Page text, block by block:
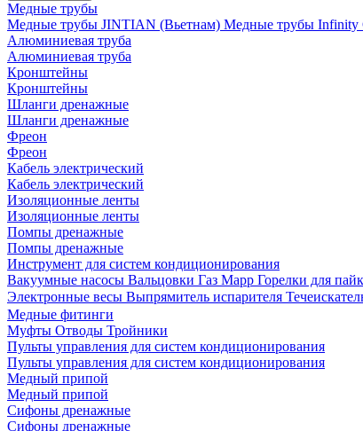
Медные трубы
Медные трубы JINTIAN (Вьетнам) Медные трубы Infinity
Алюминиевая труба
Алюминиевая труба
Кронштейны
Кронштейны
Шланги дренажные
Шланги дренажные
Фреон
Фреон
Кабель электрический
Кабель электрический
Изоляционные ленты
Изоляционные ленты
Помпы дренажные
Помпы дренажные
Инструмент для систем кондиционирования
Вакуумные насосы Вальцовки Газ Mapp Горелки для
Электронные весы Выпрямитель испарителя
Медные фитинги
Муфты Отводы Тройники
Пульты управления для систем кондиционирования
Пульты управления для систем кондиционирования
Медный припой
Медный припой
Сифоны дренажные
Сифоны дренажные